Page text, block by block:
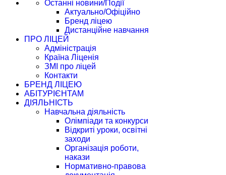
Останні новини/Події
Актуально/Офіційно
Бренд ліцею
Дистанційне навчання
ПРО ЛІЦЕЙ
Адміністрація
Країна Ліценія
ЗМІ про ліцей
Контакти
БРЕНД ЛІЦЕЮ
АБІТУРІЄНТАМ
ДІЯЛЬНІСТЬ
Навчальна діяльність
Олімпіади та конкурси
Відкриті уроки, освітні
заходи
Організація роботи,
накази
Нормативно-правова